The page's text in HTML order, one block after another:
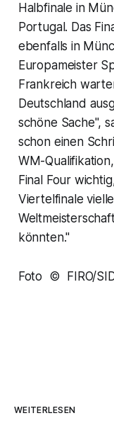
Halbfinale in
Portugal. Das
ebenfalls in
Europameister
Frankreich
Deutschland
schöne Sache",
schon einen
WM-
Final Four
Viertelfinale
könnten."
Foto © FIRO/
WEITERLESEN